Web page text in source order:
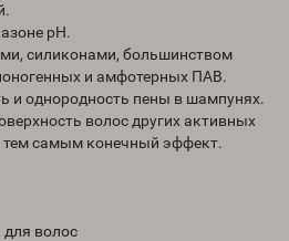
рН.
силиконами, большинством
и амфотерных ПАВ.
и однородность пены в шампунях.
волос других активных
тем самым конечный эффект.
волос